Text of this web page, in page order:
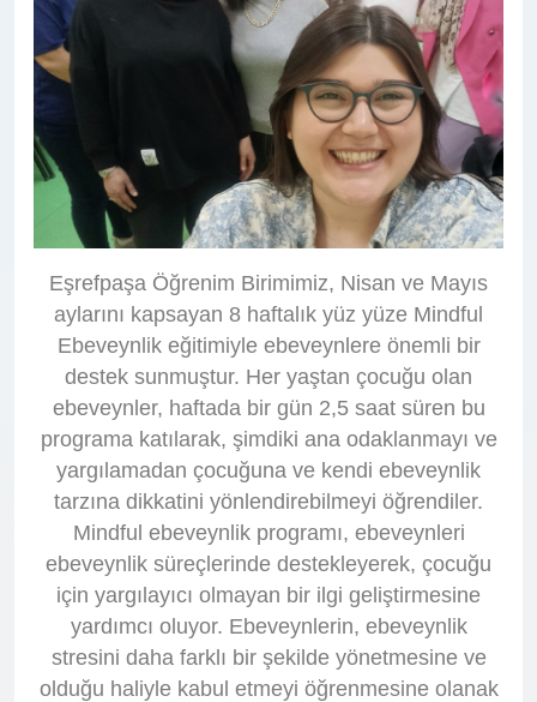
Eşrefpaşa Öğrenim Birimimiz, Nisan ve Mayıs
aylarını kapsayan 8 haftalık yüz yüze Mindful
Ebeveynlik eğitimiyle ebeveynlere önemli bir
destek sunmuştur. Her yaştan çocuğu olan
ebeveynler, haftada bir gün 2,5 saat süren bu
programa katılarak, şimdiki ana odaklanmayı ve
yargılamadan çocuğuna ve kendi ebeveynlik
tarzına dikkatini yönlendirebilmeyi öğrendiler.
Mindful ebeveynlik programı, ebeveynleri
ebeveynlik süreçlerinde destekleyerek, çocuğu
için yargılayıcı olmayan bir ilgi geliştirmesine
yardımcı oluyor. Ebeveynlerin, ebeveynlik
stresini daha farklı bir şekilde yönetmesine ve
olduğu haliyle kabul etmeyi öğrenmesine olanak